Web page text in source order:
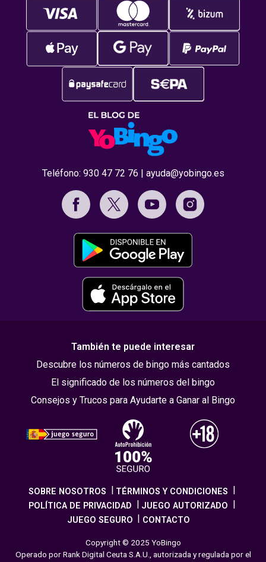
Teléfono: 930 47 72 76 | ayuda@yobingo.es
También te puede interesar
Descubre los números de bingo más cantados
El significado de los números del bingo
Consejos y Trucos para Ayudarte a Ganar al Bingo
SOBRE NOSOTROS
TÉRMINOS Y CONDICIONES
POLÍTICA DE PRIVACIDAD
JUEGO AUTORIZADO
JUEGO SEGURO
CONTACTO
Copyright © 2025 YoBingo
Operado por Rank Digital Ceuta S.A.U., autorizada y regulada por el